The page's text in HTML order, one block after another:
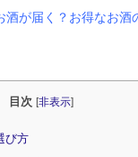
酒が届く？お得なお酒
目次 [非表示]
び方